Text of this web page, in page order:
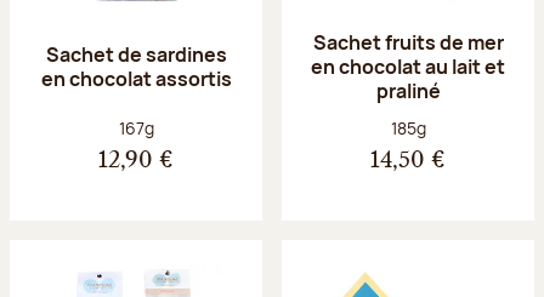
Sachet de sardines
en chocolat assortis
Poids net :
167g
12,90 €
Sachet fruits de mer
en chocolat au lait et
praliné
Poids net :
185g
14,50 €